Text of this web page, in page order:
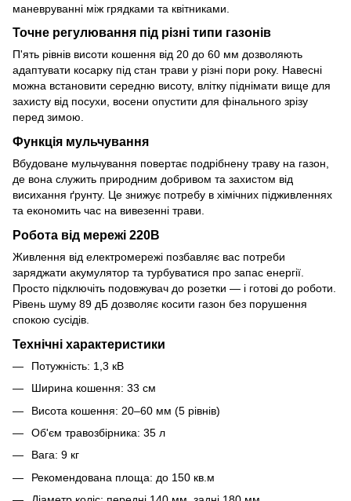
маневруванні між грядками та квітниками.
Точне регулювання під різні типи газонів
П'ять рівнів висоти кошення від 20 до 60 мм дозволяють
адаптувати косарку під стан трави у різні пори року. Навесні
можна встановити середню висоту, влітку піднімати вище для
захисту від посухи, восени опустити для фінального зрізу
перед зимою.
Функція мульчування
Вбудоване мульчування повертає подрібнену траву на газон,
де вона служить природним добривом та захистом від
висихання ґрунту. Це знижує потребу в хімічних підживленнях
та економить час на вивезенні трави.
Робота від мережі 220В
Живлення від електромережі позбавляє вас потреби
заряджати акумулятор та турбуватися про запас енергії.
Просто підключіть подовжувач до розетки — і готові до роботи.
Рівень шуму 89 дБ дозволяє косити газон без порушення
спокою сусідів.
Технічні характеристики
Потужність: 1,3 кВ
Ширина кошення: 33 см
Висота кошення: 20–60 мм (5 рівнів)
Об'єм травозбірника: 35 л
Вага: 9 кг
Рекомендована площа: до 150 кв.м